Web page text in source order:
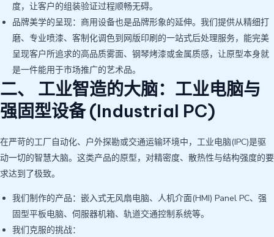
度，让客户的组装验证过程顺畅无碍。
品牌美学的呈现：商用设备也是品牌形象的延伸。我们提供从精细打
磨、专业喷漆、客制化调色到网版印刷的一站式后处理服务，能完美
呈现客户所追求的高品质雾面、钢琴烤漆或金属质感，让原型本身就
是一件能用于市场推广的艺术品。
二、 工业智造的大脑：工业电脑与
强固型设备 (Industrial PC)
在严苛的工厂自动化、户外探勘或交通运输环境中，工业电脑(IPC)是驱
动一切的智慧大脑。这类产品的原型，对精密度、散热性与结构强度的要
求达到了极致。
我们制作的产品：嵌入式无风扇电脑、人机介面(HMI) Panel PC、强
固型平板电脑、伺服器机箱、轨道交通控制系统等。
我们克服的挑战：